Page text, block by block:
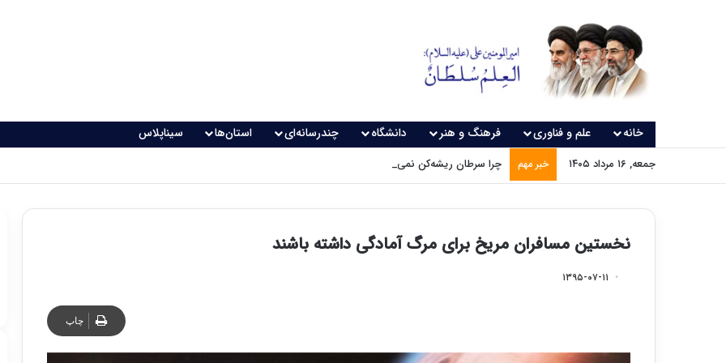
خانه علم و فناوری فرهنگ و هنر دانشگاه چندرسانه‌ای استان‌ها سیناپلاس
جمعه, ۱۶ مرداد ۱۴۰۵ خبر مهم چرا سرطان ریشه‌کن نمی‌شود؟
نخستین مسافران مریخ برای مرگ آمادگی داشته باشند
۱۳۹۵-۰۷-۱۱
چاپ